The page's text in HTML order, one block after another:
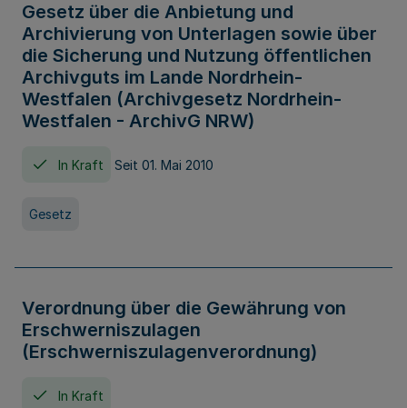
Gesetz über die Anbietung und
Archivierung von Unterlagen sowie über
die Sicherung und Nutzung öffentlichen
Archivguts im Lande Nordrhein-
Westfalen (Archivgesetz Nordrhein-
Westfalen - ArchivG NRW)
In Kraft Seit 01. Mai 2010
Gesetz
Verordnung über die Gewährung von
Erschwerniszulagen
(Erschwerniszulagenverordnung)
In Kraft